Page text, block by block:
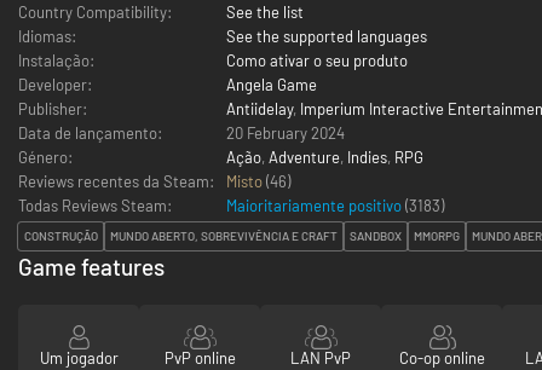
Country Compatibility:
See the list
Idiomas:
See the supported languages
Instalação:
Como ativar o seu produto
Developer:
Angela Game
Publisher:
Antiidelay, Imperium Interactive
Data de lançamento:
20 February 2024
Género:
Ação, Adventure, Indies, RPG
Reviews recentes da Steam:
Misto(46)
Todas Reviews Steam:
Maioritariamente positivo(3183)
CONSTRUÇÃO MUNDO ABERTO, SOBREVIVÊNCIA E CRAFT SANDBOX MMORPG MUNDO
Game features
Um jogador PvP online LAN PvP Co-op online